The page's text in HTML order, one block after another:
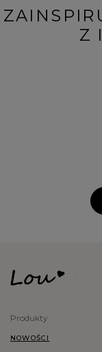
Z
Produkty
NOWOŚCI